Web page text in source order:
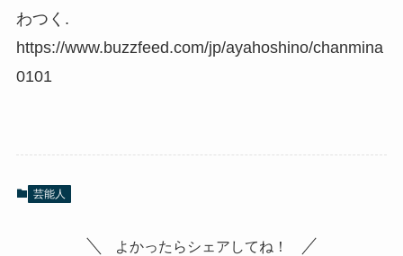
わつく.
https://www.buzzfeed.com/jp/ayahoshino/chanmina
0101
芸能人
よかったらシェアしてね！